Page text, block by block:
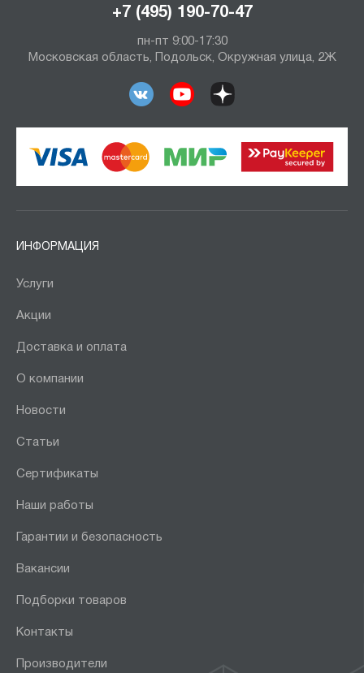
+7 (495) 190-70-47
пн-пт 9:00-17:30
Московская область, Подольск, Окружная улица, 2Ж
ИНФОРМАЦИЯ
Услуги
Акции
Доставка и оплата
О компании
Новости
Статьи
Сертификаты
Наши работы
Гарантии и безопасность
Вакансии
Подборки товаров
Контакты
Производители